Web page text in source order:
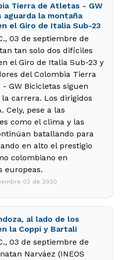
Tierra de Atletas - GW
aguarda la montaña
el Giro de Italia Sub-23
03 de septiembre de
tan solo dos difíciles
el Giro de Italia Sub-23 y
del Colombia Tierra
- GW Bicicletas siguen
carrera. Los dirigidos
Cely, pese a las
como el clima y las
batallando para
en alto el prestigio
colombiano en
europeas.
03 de 2020
al lado de los
la Coppi y Bartali
03 de septiembre de
Narváez (INEOS